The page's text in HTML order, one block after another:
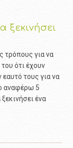
ξεκινήσει
τρόπους για να
ότι έχουν
τους για να
αναφέρω 5
ένα